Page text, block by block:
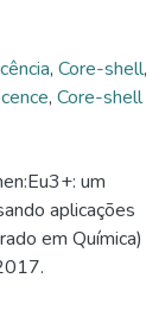
, Core-shell,
, Core-shell
um
aplicações
em Química)